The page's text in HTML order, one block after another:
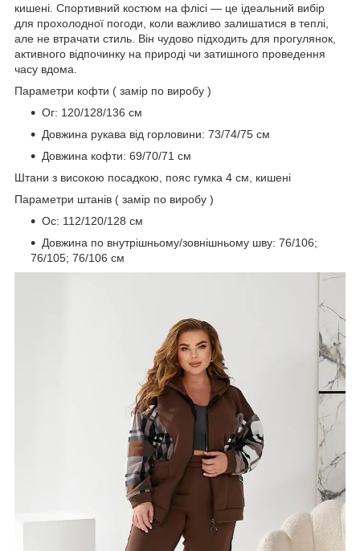
кишені. Спортивний костюм на флісі — це ідеальний вибір
для прохолодної погоди, коли важливо залишатися в теплі,
але не втрачати стиль. Він чудово підходить для прогулянок,
активного відпочинку на природі чи затишного проведення
часу вдома.
Параметри кофти ( замір по виробу )
Ог: 120/128/136 см
Довжина рукава від горловини: 73/74/75 см
Довжина кофти: 69/70/71 см
Штани з високою посадкою, пояс гумка 4 см, кишені
Параметри штанів ( замір по виробу )
Ос: 112/120/128 см
Довжина по внутрішньому/зовнішньому шву: 76/106;
76/105; 76/106 см